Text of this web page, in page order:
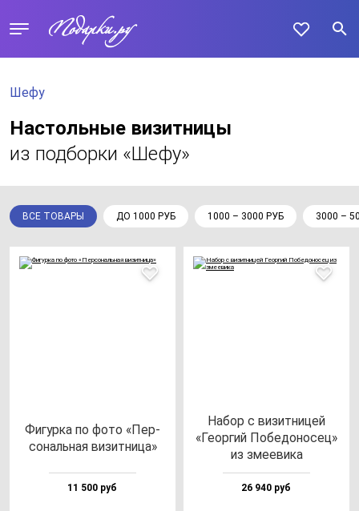
Шефу
Настольные визитницы
из подборки «Шефу»
ВСЕ ТОВАРЫ ДО 1000 РУБ 1000 – 3000 РУБ 3000 –
Фигур­ка по фо­то «Пер­
со­наль­ная ви­зит­ни­ца»
11 500 руб
Набор с ви­зит­ни­цей
«Геор­гий Побе­до­но­сец»
из зме­еви­ка
26 940 руб